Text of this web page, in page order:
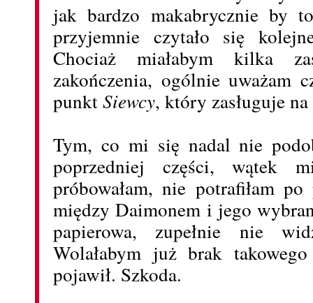
jak bardzo makabrycznie by
przyjemnie czytało się
Chociaż miałabym kilka
zakończenia, ogólnie uważam
punktSiewcy, który zasługuje
Tym, co mi się nadal nie
poprzedniej części, wątek
próbowałam, nie potrafiłam
między Daimonem i jego
papierowa, zupełnie nie
Wolałabym już brak
pojawił. Szkoda.